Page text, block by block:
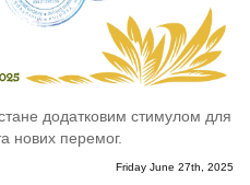
додатковим стимулом для
нових перемог.
Friday June 27th, 2025